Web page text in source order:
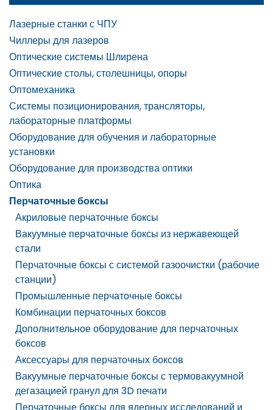
Лазерные станки с ЧПУ
Чиллеры для лазеров
Оптические системы Шлирена
Оптические столы, столешницы, опоры
Оптомеханика
Системы позиционирования, трансляторы,
лабораторные платформы
Оборудование для обучения и лабораторные
установки
Оборудование для производства оптики
Оптика
Перчаточные боксы
Акриловые перчаточные боксы
Вакуумные перчаточные боксы из нержавеющей
стали
Перчаточные боксы с системой газоочистки (рабочие
станции)
Промышленные перчаточные боксы
Комбинации перчаточных боксов
Дополнительное оборудование для перчаточных
боксов
Аксессуары для перчаточных боксов
Вакуумные перчаточные боксы с термовакуумной
дегазацией гранул для 3D печати